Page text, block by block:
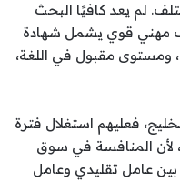
لم يعد كافيًا البحث
مهني قوي يشمل شهادة
ومستوى مقبول في اللغة،
فعليهم استغلال فترة
لأن المنافسة في سوق
عامل تقليدي وعامل